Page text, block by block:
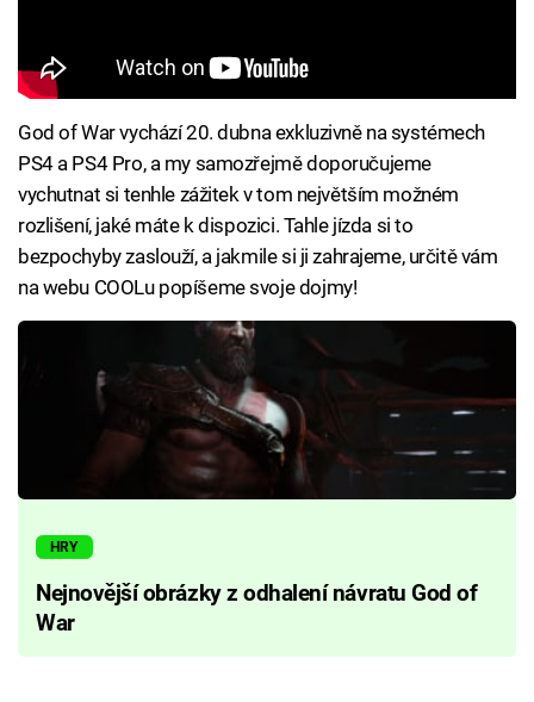
God of War vychází 20. dubna exkluzivně na systémech
PS4 a PS4 Pro, a my samozřejmě doporučujeme
vychutnat si tenhle zážitek v tom největším možném
rozlišení, jaké máte k dispozici. Tahle jízda si to
bezpochyby zaslouží, a jakmile si ji zahrajeme, určitě vám
na webu COOLu popíšeme svoje dojmy!
HRY
Nejnovější obrázky z odhalení návratu God of
War